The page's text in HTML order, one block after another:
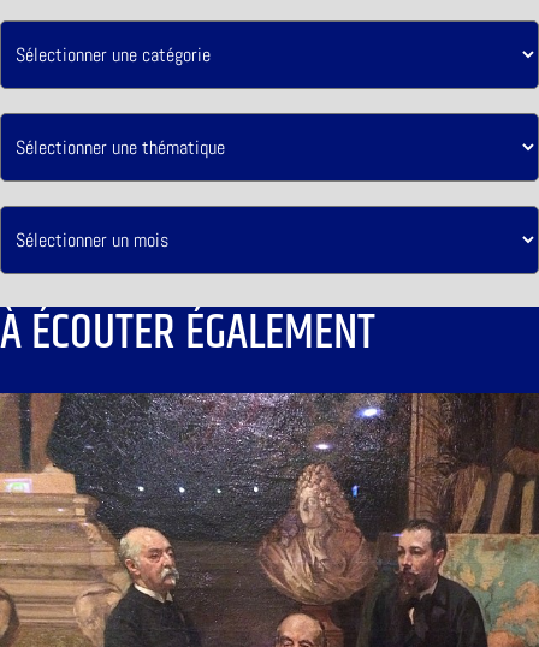
À ÉCOUTER ÉGALEMENT